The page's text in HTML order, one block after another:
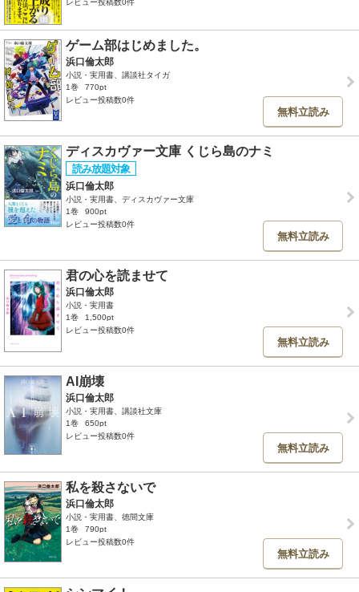
レビュー投稿数0件
ゲーム部はじめました。
浜口倫太郎
小説・実用書、講談社タイガ
1巻
770pt
レビュー投稿数0件
無料立読み
ディスカヴァー文庫 くじら島のナミ
浜口倫太郎
小説・実用書、ディスカヴァー文庫
1巻
900pt
レビュー投稿数0件
無料立読み
君の心を読ませて
浜口倫太郎
小説・実用書
1巻
1,500pt
レビュー投稿数0件
無料立読み
AI崩壊
浜口倫太郎
小説・実用書、講談社文庫
1巻
650pt
レビュー投稿数0件
無料立読み
私を殺さないで
浜口倫太郎
小説・実用書、徳間文庫
1巻
790pt
レビュー投稿数0件
無料立読み